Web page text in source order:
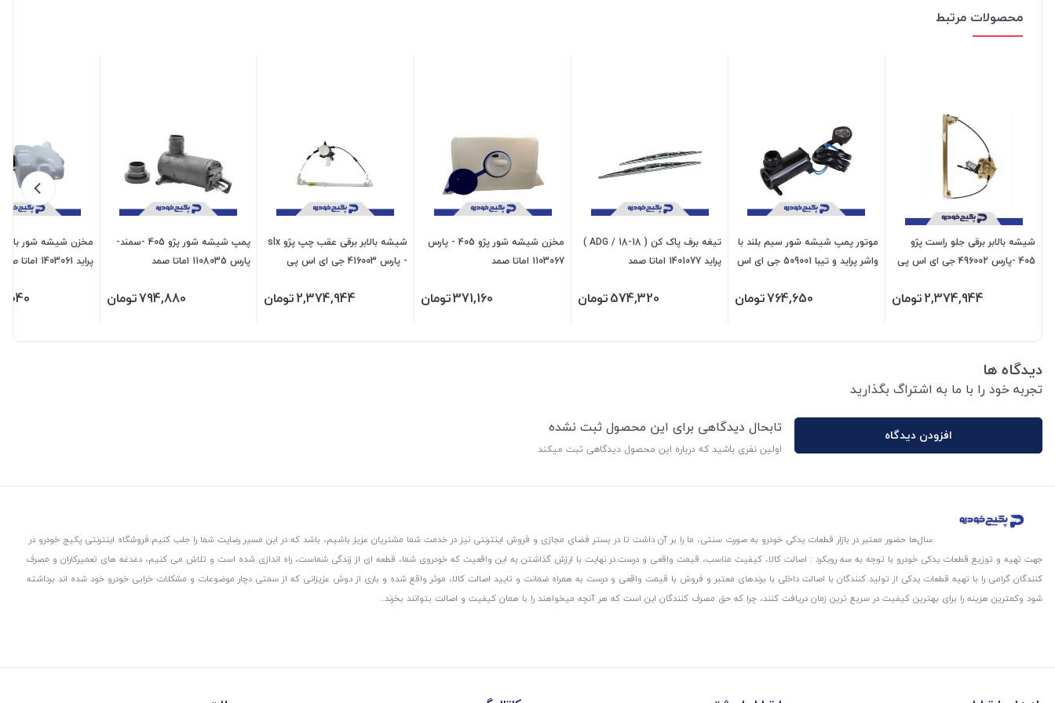
محصولات مرتبط
شیشه بالابر برقی جلو راست پژو
405 -پارس 496002 جی ای اس پی
2,374,944تومان
موتور پمپ شیشه شور سیم بلند با
واشر پراید و تیبا 509001 جی ای اس
764,650تومان
تیغه برف پاک کن ( ADG / 18-18 )
پراید 1401077 اماتا صمد
574,320تومان
مخزن شیشه شور پژو 405 - پارس
1103067 اماتا صمد
371,160تومان
شیشه بالابر برقی عقب چپ پژو slx
- پارس 416003 جی ای اس پی
2,374,944تومان
پمپ شیشه شور پژو 405 -سمند-
پارس 1108035 اماتا صمد
794,880تومان
مخزن شیشه شور با
پراید 1403061 اماتا صمد
دیدگاه ها
تجربه خود را با ما به اشتراگ بگذارید
افزودن دیدگاه تابحال دیدگاهی برای این محصول ثبت نشده
اولین نفری باشید که درباره این محصول دیدگاهی ثبت میکند
سال‌ها حضور معتبر در بازار قطعات یدکی خودرو به صورت سنتی، ما را بر آن داشت تا در بستر فضای مجازی و فروش اینترنتی نیز در خدمت شما مشتریان عزیز باشیم، باشد که در این مسیر رضایت شما را جلب کنیم.فروشگاه اینترنتی پکیج خودرو در
جهت تهیه و توزیع قطعات یدکی خودرو با توجه به سه رویکرد : اصالت کالا، کیفیت مناسب، قیمت واقعی و درست.در نهایت با ارزش گذاشتن به این واقعیت که خودروی شما، قطعه ای از زندگی شماست، راه اندازی شده است و تلاش می کنیم، دغدغه های تعمیرکاران و مصرف
کنندگان گرامی را با تهیه قطعات یدکی از تولید کنندگان با اصالت داخلی با برندهای معتبر و فروش با قیمت واقعی و درست به همراه ضمانت و تایید اصالت کالا، موثر واقع شده و باری از دوش عزیزانی که از سمتی دچار موضوعات و مشکلات خرابی خودرو خود شده اند برداشته
شود و‌کمترین هزینه را برای بهترین کیفیت در سریع ترین زمان دریافت کنند، چرا که حق مصرف کنندگان این است که هر آنچه میخواهند را با همان کیفیت و اصالت بتوانند بخرند..